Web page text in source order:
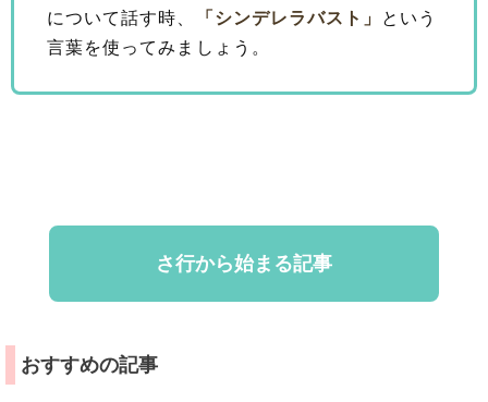
について話す時、
「シンデレラバスト」
という
言葉を使ってみましょう。
さ行から始まる記事
おすすめの記事